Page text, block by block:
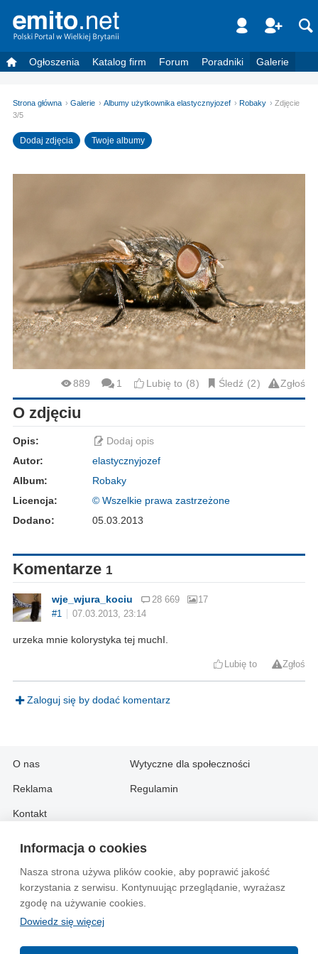
Informacja o cookies
Nasza strona używa plików cookie, aby poprawić jakość
korzystania z serwisu. Kontynuując przeglądanie, wyrażasz
zgodę na używanie cookies.
Dowiedz się więcej
Ogłoszenia Katalog firm Forum Poradniki Galerie
Strona główna Galerie Albumy użytkownika elastycznyjozef Robaky
Zdjęcie
3/5
Dodaj zdjęcia Twoje albumy
889 1 Lubię to 8 Śledź 2 Zgłoś
O zdjęciu
Opis:
Dodaj opis
Autor:
elastycznyjozef
Album:
Robaky
Licencja:
© Wszelkie prawa zastrzeżone
Dodano:
05.03.2013
Komentarze 1
wje_wjura_kociu 28 669
17
#1
07.03.2013, 23:14
urzeka mnie kolorystyka tej muchI.
Lubię to Zgłoś
Zaloguj się by dodać komentarz
O nas
Reklama
Kontakt
Wytyczne dla społeczności
Regulamin
Information in English:
About
Advertise
Contact